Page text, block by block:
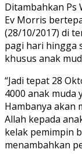
Ditambahkan Ps
Ev Morris
(28/10/2017) di
pagi hari hingga
khusus anak
“Jadi tepat 28
4000 anak muda
Hambanya akan
Allah kepada
kelak pemimpin
menambahkan